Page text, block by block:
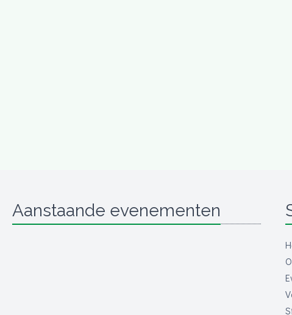
Aanstaande evenementen